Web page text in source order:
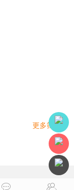
更多筛选